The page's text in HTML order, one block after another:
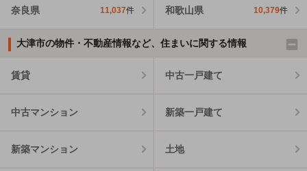
奈良県 11,037件 和歌山県 10,379件
大津市の物件・不動産情報など、住まいに関する情報
賃貸 中古一戸建て
中古マンション 新築一戸建て
新築マンション 土地